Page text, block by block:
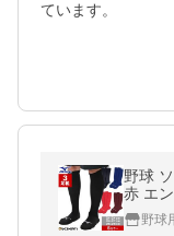
ています。
野球
赤 エ
野球